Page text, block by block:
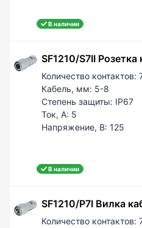
В наличии
SF1210/S7II Розетка
Количество контактов:
Кабель, мм: 5-8
Степень защиты: IP67
Ток, А: 5
Напряжение, В: 125
В наличии
SF1210/P7I Вилка
Количество контактов: